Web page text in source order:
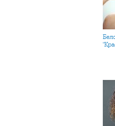
Белослава в клипа си